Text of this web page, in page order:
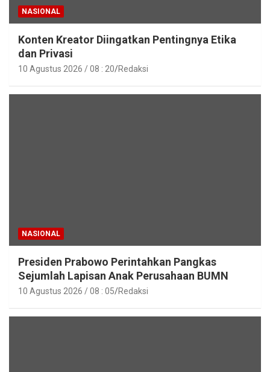
NASIONAL
Konten Kreator Diingatkan Pentingnya Etika
dan Privasi
10 Agustus 2026 / 08 : 20 Redaksi
NASIONAL
Presiden Prabowo Perintahkan Pangkas
Sejumlah Lapisan Anak Perusahaan BUMN
10 Agustus 2026 / 08 : 05 Redaksi